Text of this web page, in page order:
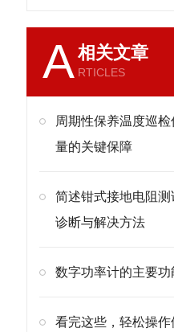
A相关文章
RTICLES
周期性保养温度巡
量的关键保障
简述钳式接地电阻
诊断与解决方法
数字功率计的主要
看完这些，轻松操